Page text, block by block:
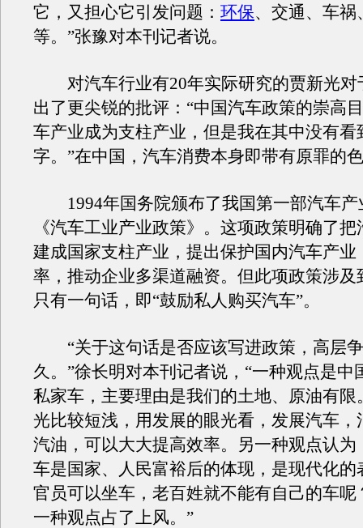
它，又担心它引发问题： 环保、交通、车祸
等。”张豫对本刊记者说。
对汽车行业有20年实际研究的贾新光对
出了更尖锐的批评：“中国汽车政策的崇高
车产业成为支柱产业，但是我在其中没有看
字。”在中国，汽车消费本身即带有原罪的
1994年国务院颁布了我国第一部汽车
《汽车工业产业政策》。这项政策明确了
建成国家支柱产业，提出保护国内汽车产业
率，推动企业多渠道融资。但此项政策涉及
只有一句话，即“鼓励私人购买汽车”。
“关于这句话是否应该写进政策，高层
久。”徐长明对本刊记者说，“一种观点是中
私家车，主要理由是我们的土地、原油有限
光比较短浅，用发展的眼光看，发展汽车，
汽油，可以大大提高效率。另一种观点认为
车是国家、人民富裕后的体现，是现代化的
官员可以坐车，老百姓就不能有自己的车呢
一种观点占了上风。”